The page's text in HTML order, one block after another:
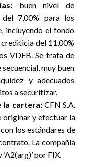
buen nivel de
del 7,00% para los
incluyendo el fondo
del 11,00%
VDFB. Se trata de
muy buen
y adecuados
a securitizar.
la cartera: CFN S.A.
originar y efectuar la
los estándares de
La compañía
por FIX.